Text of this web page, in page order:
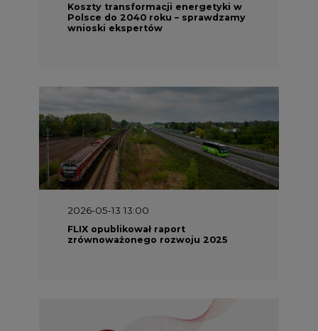
Koszty transformacji energetyki w
Polsce do 2040 roku – sprawdzamy
wnioski ekspertów
2026-05-13 13:00
FLIX opublikował raport
zrównoważonego rozwoju 2025